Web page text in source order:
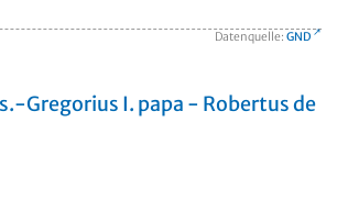
Datenquelle: GND
Gregorius I. papa - Robertus de